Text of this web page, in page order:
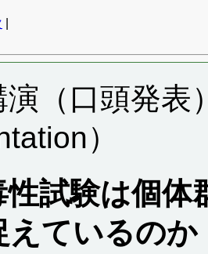
演（口頭発
）
性試験は個体
えているのか